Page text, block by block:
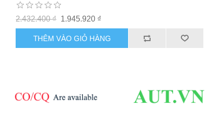
2.432.400 ₫ 1.945.920 ₫
THÊM VÀO GIỎ HÀNG